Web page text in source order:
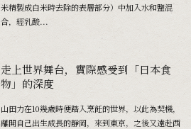
米精製成白米時去除的表層部分）中加入水和鹽混
合，經乳酸...
走上世界舞台，實際感受到「日本食
物」的深度
山田力在10幾歲時便踏入烹飪的世界，以此為契機，
離開自己出生成長的靜岡，來到東京，之後又遠赴西